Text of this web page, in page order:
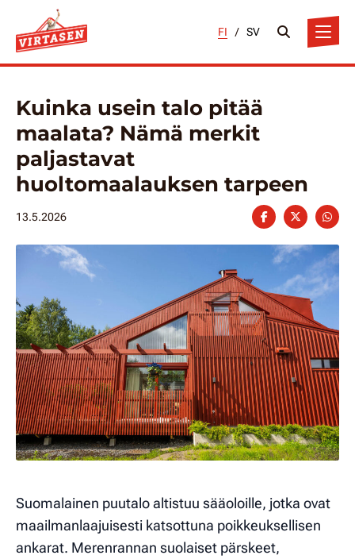
FI / SV
Kuinka usein talo pitää
maalata? Nämä merkit
paljastavat
huoltomaalauksen tarpeen
13.5.2026
Suomalainen puutalo altistuu sääoloille, jotka ovat
maailmanlaajuisesti katsottuna poikkeuksellisen
ankarat. Merenrannan suolaiset pärskeet,